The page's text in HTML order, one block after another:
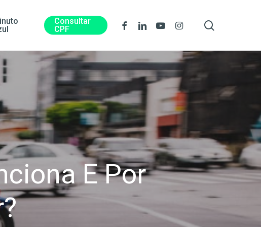
Consultar
CPF
FacebookLinkedinYoutubeInstagram
E Por